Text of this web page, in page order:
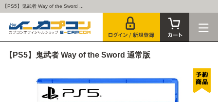
【PS5】鬼武者 Way of the Sword ...
【PS5】鬼武者 Way of the Sword 通常版